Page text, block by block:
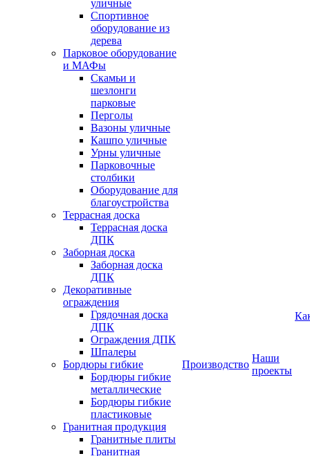
уличные
Спортивное
оборудование из
дерева
Парковое оборудование
и МАФы
Скамьи и
шезлонги
парковые
Перголы
Вазоны уличные
Кашпо уличные
Урны уличные
Парковочные
столбики
Оборудование для
благоустройства
Террасная доска
Террасная доска
ДПК
Заборная доска
Заборная доска
ДПК
Декоративные
ограждения
Грядочная доска
ДПК
Ограждения ДПК
Шпалеры
Бордюры гибкие
Бордюры гибкие
металлические
Бордюры гибкие
пластиковые
Гранитная продукция
Гранитные плиты
Гранитная
Производство
Наши
проекты